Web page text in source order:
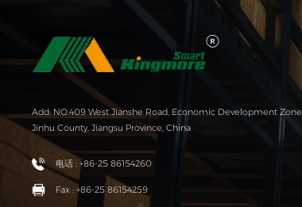
Add: NO.409 West Jianshe Road, Economic Development Zone,
Jinhu County, Jiangsu Province, China
电话 : +86-25 86154260
Fax : +86-25 86154259